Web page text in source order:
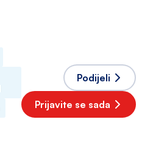
Podijeli
Prijavite se sada